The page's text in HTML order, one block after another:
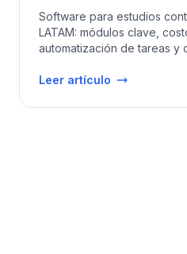
Software para estudios
LATAM: módulos clave,
automatización de tareas y
Leer artículo